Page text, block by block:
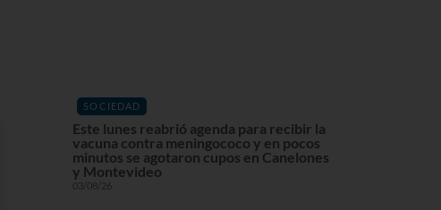
SOCIEDAD
Este lunes reabrió agenda para recibir la
vacuna contra meningococo y en pocos
minutos se agotaron cupos en Canelones
y Montevideo
03/08/26